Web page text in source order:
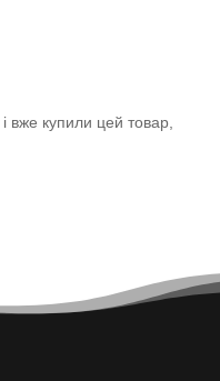
вже купили цей товар,